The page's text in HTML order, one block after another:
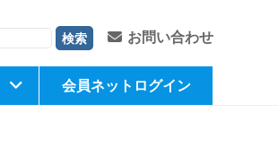
お問い合わせ
会員ネットログイン